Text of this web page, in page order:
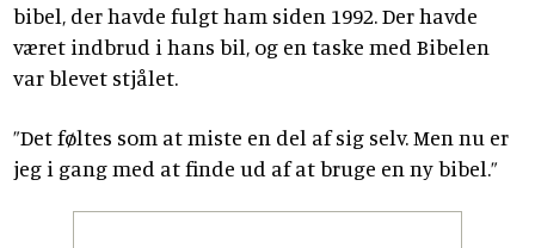
bibel, der havde fulgt ham siden 1992. Der havde
været indbrud i hans bil, og en taske med Bibelen
var blevet stjålet.
”Det føltes som at miste en del af sig selv. Men nu er
jeg i gang med at finde ud af at bruge en ny bibel.”